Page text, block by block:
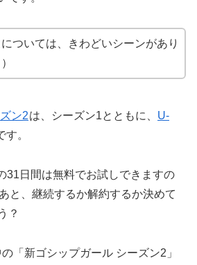
ついては、きわどいシーンがあり
ン2は、シーズン1とともに、 U-
。
31日間は無料でお試しできますの
と、継続するか解約するか決めて
？
「新ゴシップガール シーズン2」